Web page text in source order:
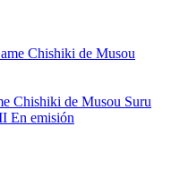
Chishiki de Musou Suru
En emisión